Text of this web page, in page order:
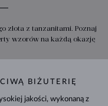
złota z tanzanitami. Poznaj
wzorów na każdą okazję
BIŻUTERIĘ
jakości, wykonaną z